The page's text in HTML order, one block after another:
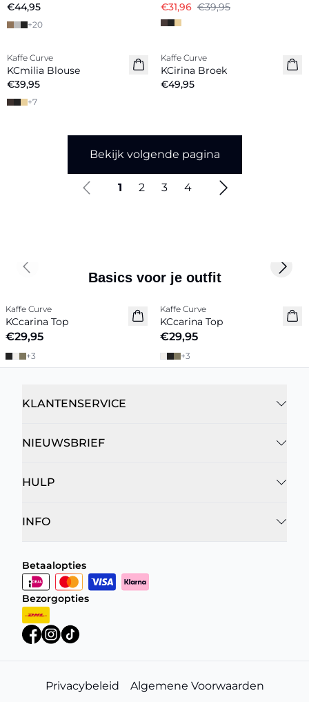
€44,95
+20
€31,96 €39,95
Nieuw
Kaffe Curve
KCmilia Blouse
€39,95
+7
Nieuw
Kaffe Curve
KCirina Broek
€49,95
Bekijk volgende pagina
1 2 3 4
Basics voor je outfit
Nieuw
Kaffe Curve
KCcarina Top
€29,95
+3
Nieuw
Kaffe Curve
KCcarina Top
€29,95
+3
Previous slide Next
KLANTENSERVICE
NIEUWSBRIEF
HULP
INFO
Betaalopties
Bezorgopties
Privacybeleid Algemene Voorwaarden